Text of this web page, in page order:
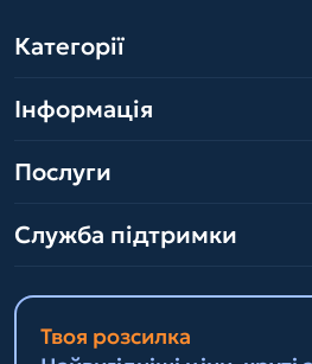
Категорії
Інформація
Послуги
Служба підтримки
Твоя розсилка